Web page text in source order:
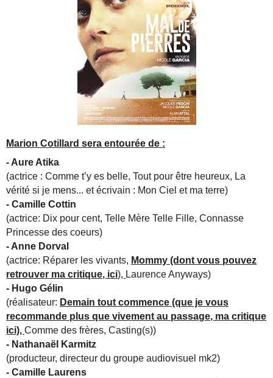
Marion Cotillard sera entourée de :
- Aure Atika
(actrice : Comme t’y es belle, Tout pour être heureux, La
vérité si je mens... et écrivain : Mon Ciel et ma terre)
- Camille Cottin
(actrice: Dix pour cent, Telle Mère Telle Fille, Connasse
Princesse des coeurs)
- Anne Dorval
(actrice: Réparer les vivants, Mommy (dont vous pouvez
retrouver ma critique, ici), Laurence Anyways)
- Hugo Gélin
(réalisateur: Demain tout commence (que je vous
recommande plus que vivement au passage, ma critique
ici),Comme des frères, Casting(s))
- Nathanaël Karmitz
(producteur, directeur du groupe audiovisuel mk2)
- Camille Laurens